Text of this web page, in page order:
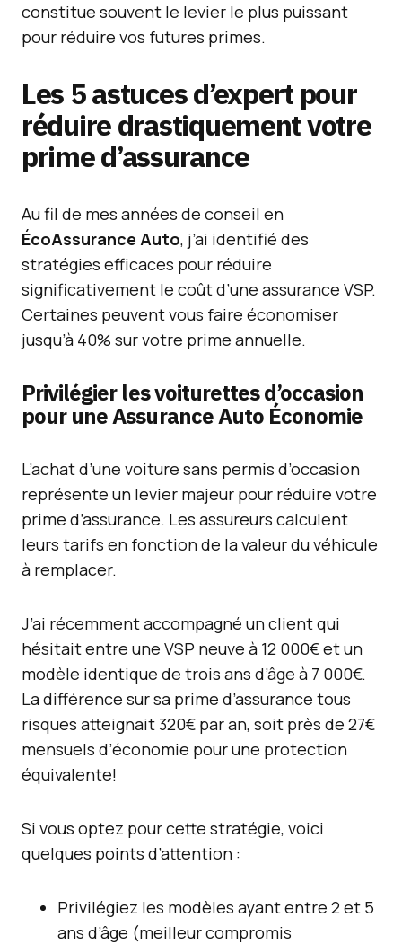
constitue souvent le levier le plus puissant
pour réduire vos futures primes.
Les 5 astuces d’expert pour
réduire drastiquement votre
prime d’assurance
Au fil de mes années de conseil en
ÉcoAssurance Auto, j’ai identifié des
stratégies efficaces pour réduire
significativement le coût d’une assurance VSP.
Certaines peuvent vous faire économiser
jusqu’à 40% sur votre prime annuelle.
Privilégier les voiturettes d’occasion
pour une Assurance Auto Économie
L’achat d’une voiture sans permis d’occasion
représente un levier majeur pour réduire votre
prime d’assurance. Les assureurs calculent
leurs tarifs en fonction de la valeur du véhicule
à remplacer.
J’ai récemment accompagné un client qui
hésitait entre une VSP neuve à 12 000€ et un
modèle identique de trois ans d’âge à 7 000€.
La différence sur sa prime d’assurance tous
risques atteignait 320€ par an, soit près de 27€
mensuels d’économie pour une protection
équivalente!
Si vous optez pour cette stratégie, voici
quelques points d’attention :
Privilégiez les modèles ayant entre 2 et 5
ans d’âge (meilleur compromis